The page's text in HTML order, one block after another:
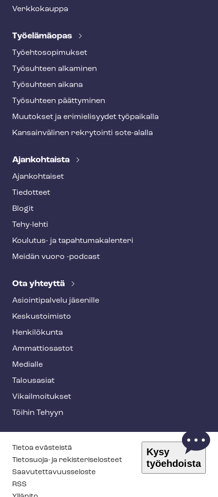
Verkkokauppa
Työelämäopas
Työ­eh­to­so­pi­muk­set
Työsuhteen alkaminen
Työsuhteen aikana
Työsuhteen päättyminen
Muutokset ja erimielisyydet työpaikalla
Kansainvälinen rekrytointi sote-alalla
Ajankohtaista
Ajankohtaiset
Tiedotteet
Blogit
Tehy-lehti
Koulutus- ja ta­pah­tu­ma­ka­len­te­ri
Meidän vuoro -podcast
Ota yhteyttä
Asioin­ti­pal­ve­lu jäsenille
Keskustoimisto
Henkilökunta
Ammattiosastot
Medialle
Talousasiat
Vi­kail­moi­tuk­set
Töihin Tehyyn
T
e
h
y
Tietoa evästeistä
Tietosuoja- ja re­kis­te­ri­se­los­teet
Saa­vu­tet­ta­vuus­se­los­te
RSS
Kysy
työehdoista